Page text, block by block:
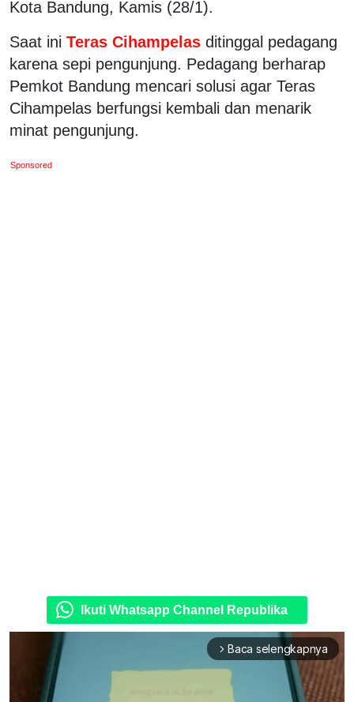
Kota Bandung, Kamis (28/1).
Saat ini Teras Cihampelas ditinggal pedagang
karena sepi pengunjung. Pedagang berharap
Pemkot Bandung mencari solusi agar Teras
Cihampelas berfungsi kembali dan menarik
minat pengunjung.
Sponsored
Ikuti Whatsapp Channel Republika
arrow_forward_ios Baca selengkapnya